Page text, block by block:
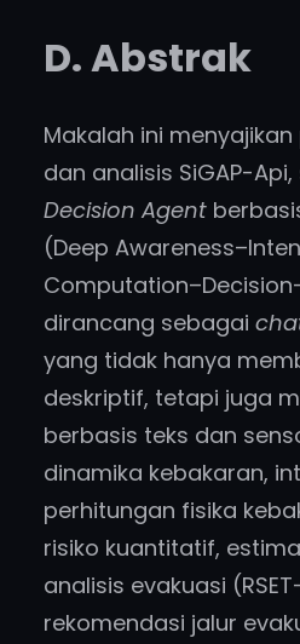
D. Abstrak
Makalah ini
dan analisis SiGAP-
Decision Agent
(Deep
dirancang sebagai
yang tidak hanya
deskriptif, tetapi juga
berbasis teks dan
dinamika kebakaran,
perhitungan fisika
risiko kuantitatif,
analisis evakuasi
rekomendasi jalur